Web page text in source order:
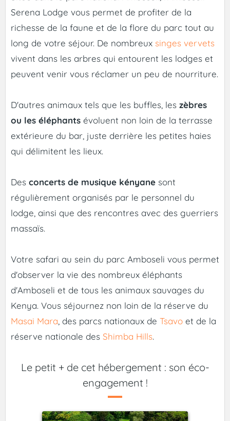
Serena Lodge vous permet de profiter de la
richesse de la faune et de la flore du parc tout au
long de votre séjour. De nombreux singes vervets
vivent dans les arbres qui entourent les lodges et
peuvent venir vous réclamer un peu de nourriture.
D'autres animaux tels que les buffles, les zèbres
ou les éléphants évoluent non loin de la terrasse
extérieure du bar, juste derrière les petites haies
qui délimitent les lieux.
Des concerts de musique kényane sont
régulièrement organisés par le personnel du
lodge, ainsi que des rencontres avec des guerriers
massaïs.
Votre safari au sein du parc Amboseli vous permet
d'observer la vie des nombreux éléphants
d'Amboseli et de tous les animaux sauvages du
Kenya. Vous séjournez non loin de la réserve du
Masai Mara , des parcs nationaux de Tsavo et de la
réserve nationale des Shimba Hills.
Le petit + de cet hébergement : son éco-
engagement !